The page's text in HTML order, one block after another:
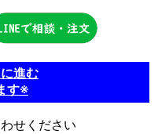
進む
す※
せください